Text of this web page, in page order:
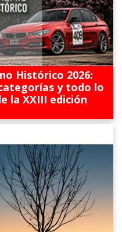
Histórico 2026:
y todo lo
la XXIII edición